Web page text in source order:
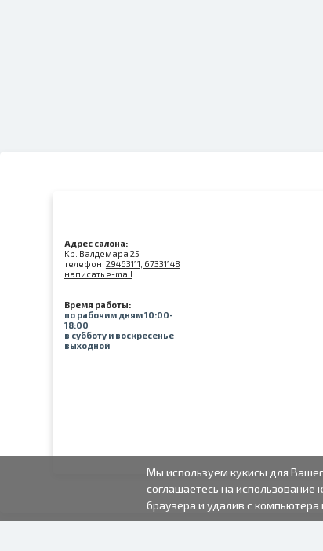
Адрес салона:
Kр. Валдемара 25
телефон: 29463111, 67331148
написать e-mail
Время работы:
по рабочим дням 10:00-
18:00
в субботу и воскресенье
выходной
Мы используем кукисы для
соглашаетесь на использование
браузера и удалив с